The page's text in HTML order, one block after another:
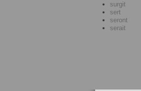
surgit
sert
seront
serait